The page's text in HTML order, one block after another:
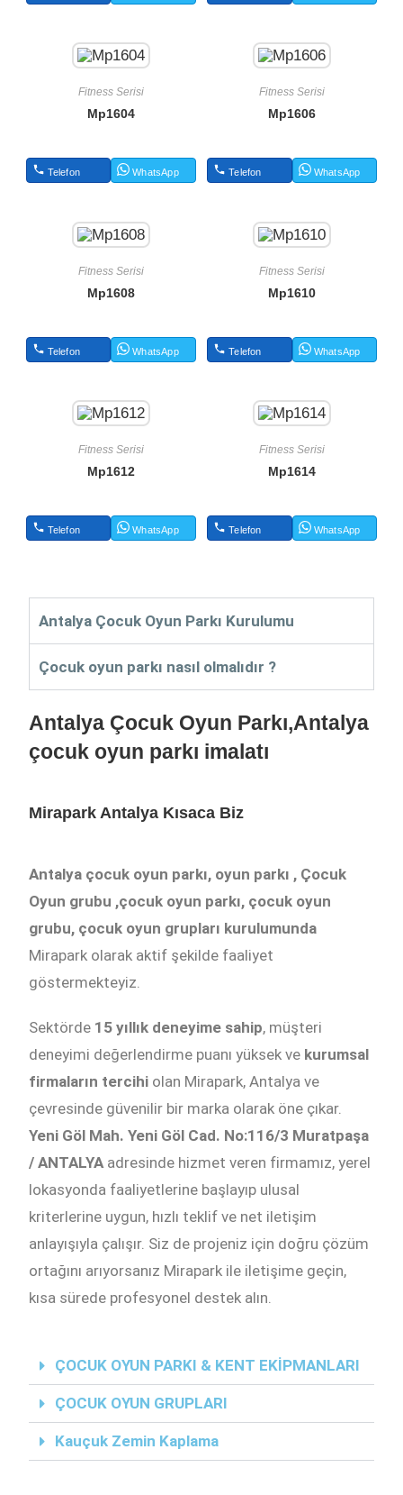
Fitness Serisi
Mp1604
Telefon WhatsApp
Fitness Serisi
Mp1606
Telefon WhatsApp
Fitness Serisi
Mp1608
Telefon WhatsApp
Fitness Serisi
Mp1610
Telefon WhatsApp
Fitness Serisi
Mp1612
Telefon WhatsApp
Fitness Serisi
Mp1614
Telefon WhatsApp
Antalya Çocuk Oyun Parkı Kurulumu
Çocuk oyun parkı nasıl olmalıdır ?
Antalya Çocuk Oyun Parkı,Antalya
çocuk oyun parkı imalatı
Mirapark Antalya Kısaca Biz
Antalya çocuk oyun parkı, oyun parkı , Çocuk
Oyun grubu ,çocuk oyun parkı, çocuk oyun
grubu, çocuk oyun grupları kurulumunda
Mirapark olarak aktif şekilde faaliyet
göstermekteyiz.
Sektörde 15 yıllık deneyime sahip, müşteri
deneyimi değerlendirme puanı yüksek ve kurumsal
firmaların tercihi olan Mirapark, Antalya ve
çevresinde güvenilir bir marka olarak öne çıkar.
Yeni Göl Mah. Yeni Göl Cad. No:116/3 Muratpaşa
/ ANTALYA adresinde hizmet veren firmamız, yerel
lokasyonda faaliyetlerine başlayıp ulusal
kriterlerine uygun, hızlı teklif ve net iletişim
anlayışıyla çalışır. Siz de projeniz için doğru çözüm
ortağını arıyorsanız Mirapark ile iletişime geçin,
kısa sürede profesyonel destek alın.
ÇOCUK OYUN PARKI & KENT EKİPMANLARI
ÇOCUK OYUN GRUPLARI
Kauçuk Zemin Kaplama